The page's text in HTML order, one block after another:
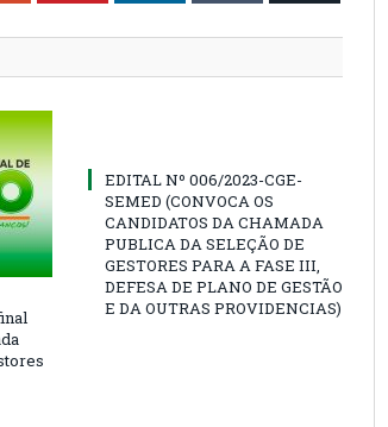
EDITAL Nº 006/2023-CGE-
SEMED (CONVOCA OS
CANDIDATOS DA CHAMADA
PUBLICA DA SELEÇÃO DE
GESTORES PARA A FASE III,
DEFESA DE PLANO DE GESTÃO
E DA OUTRAS PROVIDENCIAS)